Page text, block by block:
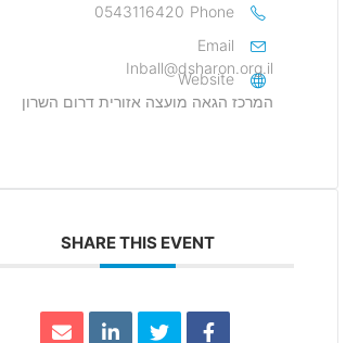
Phone
0543116420
Email
Inball@dsharon.org.il
Website
המרכז הגאה מועצה אזורית דרום השרון
SHARE THIS EVENT